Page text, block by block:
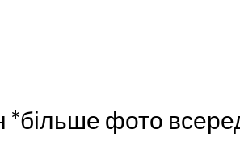
*більше фото